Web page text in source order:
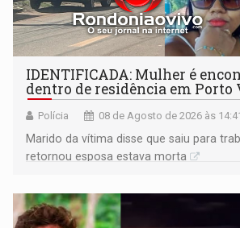
IDENTIFICADA: Mulher é
dentro de residência em Porto
Polícia 08 de Agosto de 2026 às
Marido da vítima disse que saiu para
retornou esposa estava morta